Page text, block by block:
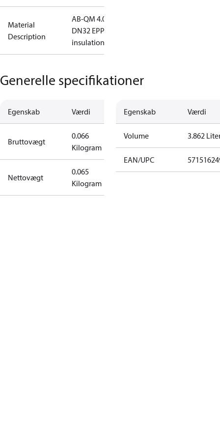
Material
Description
AB-QM 4.0
DN32 EPP
insulation
Generelle specifikationer
Egenskab Værdi
Bruttovægt
0.066
Kilogram
Nettovægt
0.065
Kilogram
Egenskab Værdi
Volume 3.862
EAN/UPC